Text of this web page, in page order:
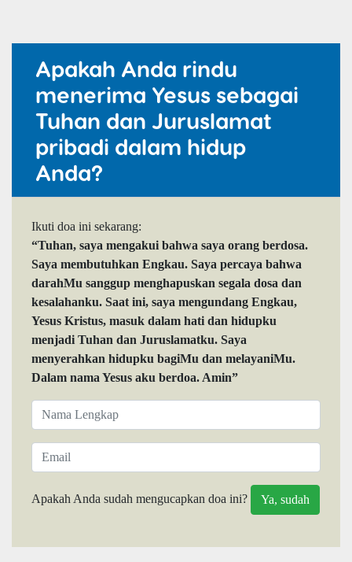
Apakah Anda rindu
menerima Yesus sebagai
Tuhan dan Juruslamat
pribadi dalam hidup
Anda?
Ikuti doa ini sekarang:
“Tuhan, saya mengakui bahwa saya orang berdosa.
Saya membutuhkan Engkau. Saya percaya bahwa
darahMu sanggup menghapuskan segala dosa dan
kesalahanku. Saat ini, saya mengundang Engkau,
Yesus Kristus, masuk dalam hati dan hidupku
menjadi Tuhan dan Juruslamatku. Saya
menyerahkan hidupku bagiMu dan melayaniMu.
Dalam nama Yesus aku berdoa. Amin”
Apakah Anda sudah mengucapkan doa ini?